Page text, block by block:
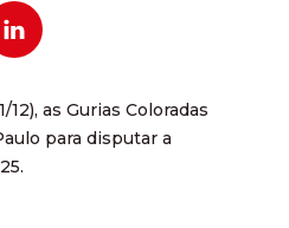
as Gurias Coloradas
para disputar a